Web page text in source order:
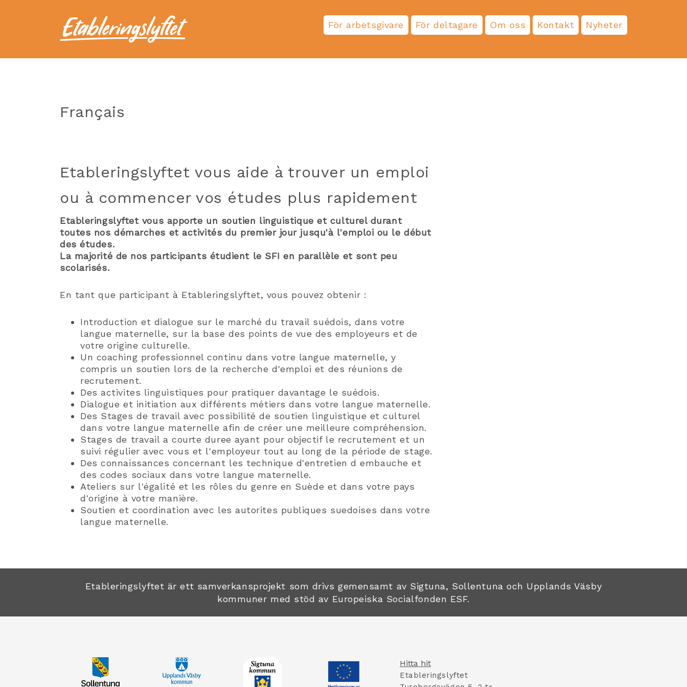
För arbetsgivare För deltagare Om oss Kontakt Nyheter
Français
Etableringslyftet vous aide à trouver un emploi
ou à commencer vos études plus rapidement
Etableringslyftet vous apporte un soutien linguistique et culturel durant
toutes nos démarches et activités du premier jour jusqu'à l'emploi ou le début
des études.
La majorité de nos participants étudient le SFI en parallèle et sont peu
scolarisés.
En tant que participant à Etableringslyftet, vous pouvez obtenir :
Introduction et dialogue sur le marché du travail suédois, dans votre
langue maternelle, sur la base des points de vue des employeurs et de
votre origine culturelle.
Un coaching professionnel continu dans votre langue maternelle, y
compris un soutien lors de la recherche d'emploi et des réunions de
recrutement.
Des activites linguistiques pour pratiquer davantage le suédois.
Dialogue et initiation aux différents métiers dans votre langue maternelle.
Des Stages de travail avec possibilité de soutien linguistique et culturel
dans votre langue maternelle afin de créer une meilleure compréhension.
Stages de travail a courte duree ayant pour objectif le recrutement et un
suivi régulier avec vous et l'employeur tout au long de la période de stage.
Des connaissances concernant les technique d'entretien d embauche et
des codes sociaux dans votre langue maternelle.
Ateliers sur l'égalité et les rôles du genre en Suède et dans votre pays
d'origine à votre manière.
Soutien et coordination avec les autorites publiques suedoises dans votre
langue maternelle.
Etableringslyftet är ett samverkansprojekt som drivs gemensamt av Sigtuna, Sollentuna och Upplands Väsby
kommuner med stöd av Europeiska Socialfonden ESF.
Hitta hit
Etableringslyftet